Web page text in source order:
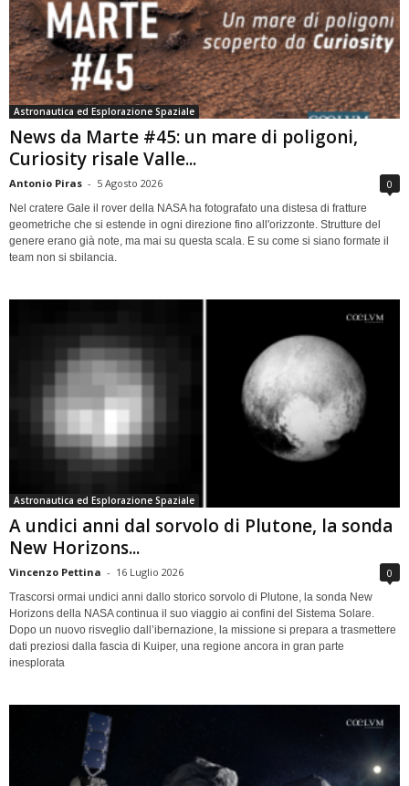
Astronautica ed Esplorazione Spaziale
News da Marte #45: un mare di poligoni,
Curiosity risale Valle...
Antonio Piras - 5 Agosto 2026 0
Nel cratere Gale il rover della NASA ha fotografato una distesa di fratture
geometriche che si estende in ogni direzione fino all'orizzonte. Strutture del
genere erano già note, ma mai su questa scala. E su come si siano formate il
team non si sbilancia.
Astronautica ed Esplorazione Spaziale
A undici anni dal sorvolo di Plutone, la sonda
New Horizons...
Vincenzo Pettina - 16 Luglio 2026 0
Trascorsi ormai undici anni dallo storico sorvolo di Plutone, la sonda New
Horizons della NASA continua il suo viaggio ai confini del Sistema Solare.
Dopo un nuovo risveglio dall’ibernazione, la missione si prepara a trasmettere
dati preziosi dalla fascia di Kuiper, una regione ancora in gran parte
inesplorata